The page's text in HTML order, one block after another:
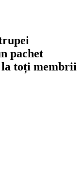
pachet
toți membrii